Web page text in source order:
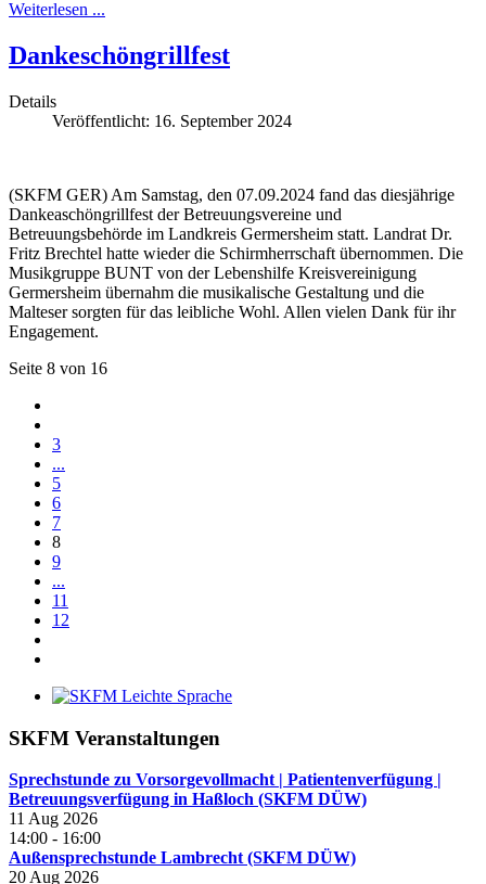
Weiterlesen ...
Dankeschöngrillfest
Details
Veröffentlicht: 16. September 2024
(SKFM GER) Am Samstag, den 07.09.2024 fand das diesjährige
Dankeaschöngrillfest der Betreuungsvereine und
Betreuungsbehörde im Landkreis Germersheim statt. Landrat Dr.
Fritz Brechtel hatte wieder die Schirmherrschaft übernommen. Die
Musikgruppe BUNT von der Lebenshilfe Kreisvereinigung
Germersheim übernahm die musikalische Gestaltung und die
Malteser sorgten für das leibliche Wohl. Allen vielen Dank für ihr
Engagement.
Seite 8 von 16
3
...
5
6
7
8
9
...
11
12
SKFM Veranstaltungen
Sprechstunde zu Vorsorgevollmacht | Patientenverfügung |
Betreuungsverfügung in Haßloch (SKFM DÜW)
11 Aug 2026
14:00 - 16:00
Außensprechstunde Lambrecht (SKFM DÜW)
20 Aug 2026